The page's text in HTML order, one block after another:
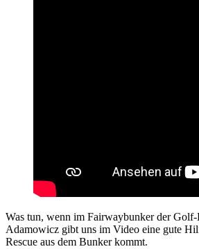
Was tun, wenn im Fairwaybunker der
Adamowicz gibt uns im Video eine gute
Rescue aus dem Bunker kommt.